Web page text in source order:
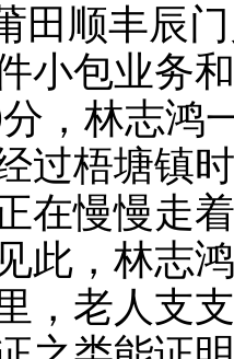
田顺丰辰
小包业务
，林志鸿
过梧塘镇
在慢慢走
此，林志
，老人支